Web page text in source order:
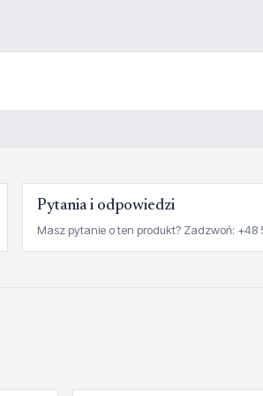
Pytania i odpowiedzi
Masz pytanie o ten produkt? Zadzwoń: +48